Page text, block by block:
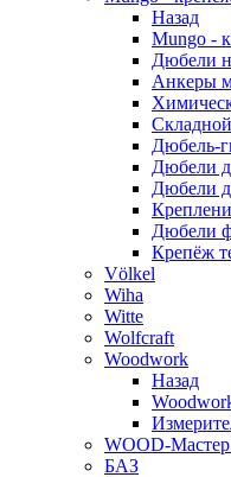
Назад
Mungo -
Дюбели
Анкеры
Дюбель-
Дюбели
Дюбели
Дюбели
Крепёж
Völkel
Wiha
Witte
Wolfcraft
Woodwork
Назад
WOOD-
БАЗ